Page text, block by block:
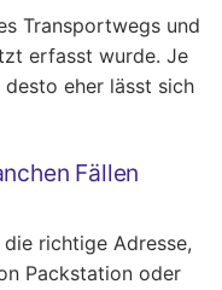
Transportwegs und
erfasst wurde. Je
eher lässt sich
Fällen
richtige Adresse,
Packstation oder